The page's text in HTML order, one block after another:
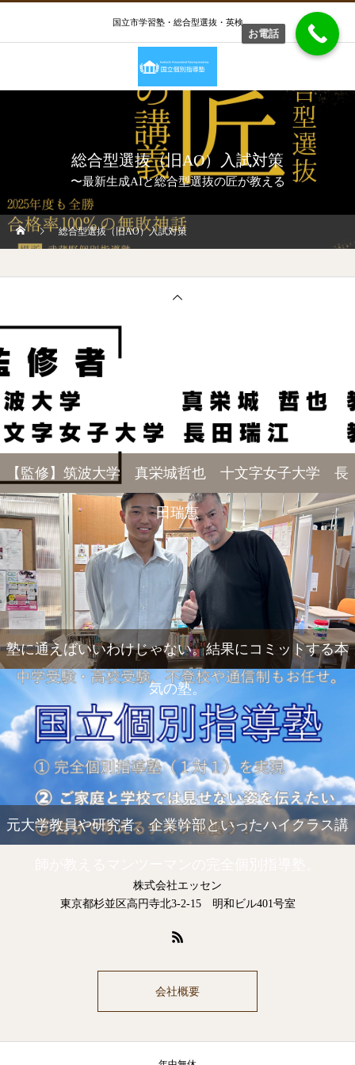
国立市学習塾・総合型選抜・英検
総合型選抜（旧AO）入試対策
〜最新生成AIと総合型選抜の匠が教える
総合型選抜（旧AO）入試対策
【監修】筑波大学 真栄城哲也 十文字女子大学 長
田瑞恵
塾に通えばいいわけじゃない。結果にコミットする本
気の塾。
元大学教員や研究者、企業幹部といったハイクラス講
株式会社エッセン
東京都杉並区高円寺北3-2-15 明和ビル401号室
会社概要
お電話